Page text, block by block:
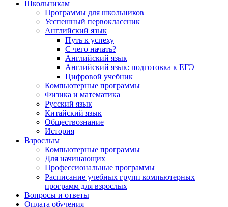
Школьникам
Программы для школьников
Усспешный первоклассник
Английский язык
Путь к успеху
С чего начать?
Английский язык
Английский язык: подготовка к ЕГЭ
Цифровой учебник
Компьютерные программы
Физика и математика
Русский язык
Китайский язык
Обществознание
История
Взрослым
Компьютерные программы
Для начинающих
Профессиональные программы
Расписание учебных групп компьютерных
программ для взрослых
Вопросы и ответы
Оплата обучения